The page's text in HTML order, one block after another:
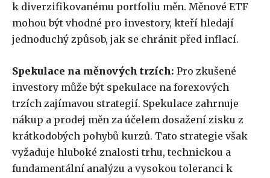
k diverzifikovanému portfoliu měn. Měnové ETF
mohou být vhodné pro investory, kteří hledají
jednoduchý způsob, jak se chránit před inflací.
Spekulace na měnových trzích: Pro zkušené
investory může být spekulace na forexových
trzích zajímavou strategií. Spekulace zahrnuje
nákup a prodej měn za účelem dosažení zisku z
krátkodobých pohybů kurzů. Tato strategie však
vyžaduje hluboké znalosti trhu, technickou a
fundamentální analýzu a vysokou toleranci k